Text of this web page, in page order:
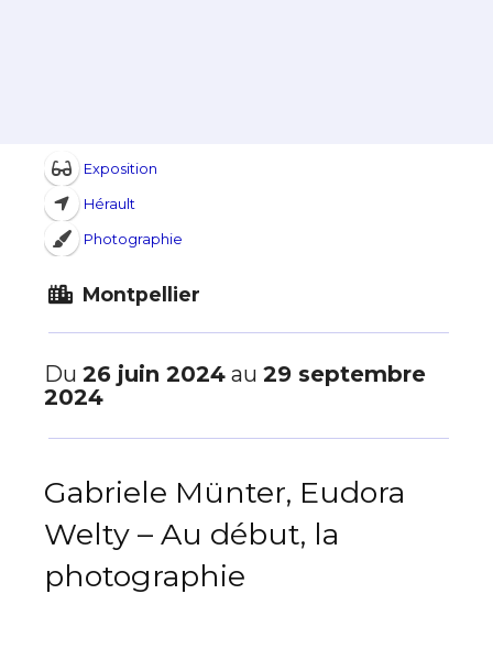
Exposition
Hérault
Photographie
Montpellier
Du 26 juin 2024 au 29 septembre
2024
Gabriele Münter, Eudora
Welty – Au début, la
photographie